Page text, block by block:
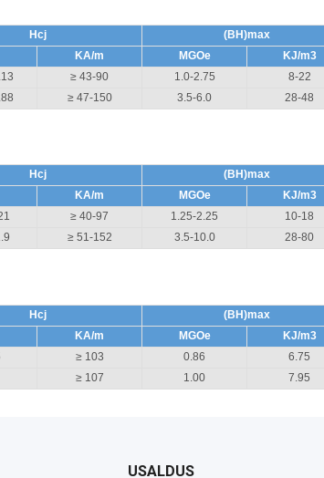
Hcj (BH)max
KA/m MGOe
KJ/m3
≥ 43-90 1.0-2.75 8-22
≥ 47-150 3.5-6.0 28-48
Hcj (BH)max
KA/m MGOe
KJ/m3
≥ 40-97 1.25-2.25 10-18
≥ 51-152 3.5-10.0 28-80
Hcj (BH)max
KA/m MGOe
KJ/m3
≥ 103 0.86 6.75
≥ 107 1.00 7.95
USALDUS